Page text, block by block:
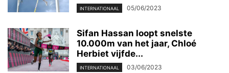
INTERNATIONAAL 05/06/2023
Sifan Hassan loopt snelste
10.000m van het jaar, Chloé
Herbiet vijfde...
INTERNATIONAAL 03/06/2023